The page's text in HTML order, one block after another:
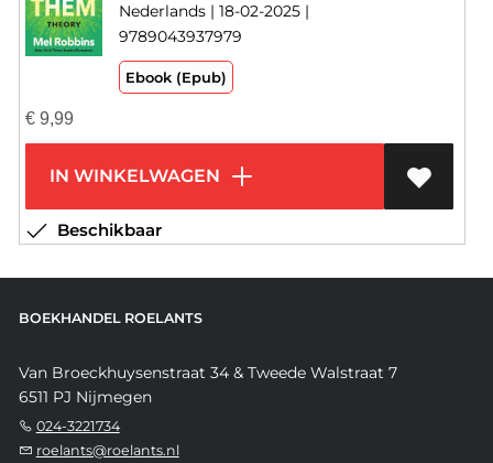
Nederlands | 18-02-2025 |
9789043937979
Ebook (Epub)
€9,99
IN WINKELWAGEN
Beschikbaar
BOEKHANDEL ROELANTS
Van Broeckhuysenstraat 34 & Tweede Walstraat 7
6511 PJ Nijmegen
024-3221734
roelants@roelants.nl